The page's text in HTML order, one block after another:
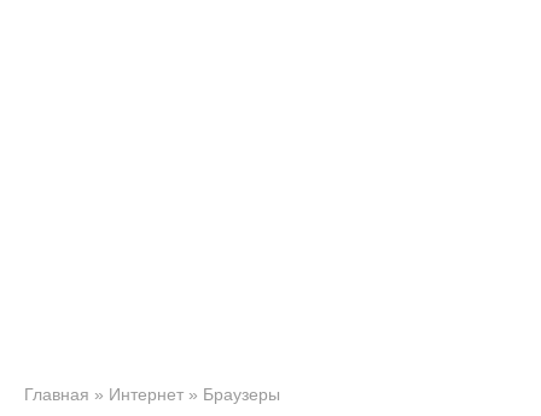
Главная » Интернет » Браузеры